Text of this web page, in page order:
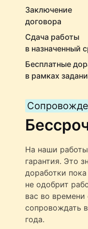
Заключение
договора
Сдача работы
в назначенный
Бесплатные
в рамках
На наши
гарантия. Это
доработки
не одобрит
вас во времени
сопровождать
года.